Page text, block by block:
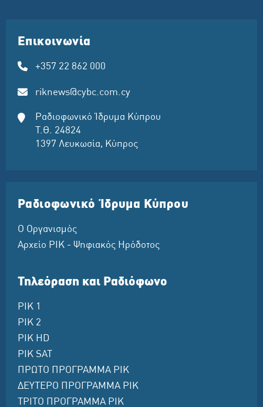
Επικοινωνία
+357 22 862 000
riknews@cybc.com.cy
Ραδιοφωνικό Ίδρυμα Κύπρου
Τ.Θ. 24824
1397 Λευκωσία, Κύπρος
Ραδιοφωνικό Ίδρυμα Κύπρου
Ο Οργανισμός
Αρχείο ΡΙΚ - Ψηφιακός Ηρόδοτος
Τηλεόραση και Ραδιόφωνο
ΡΙΚ 1
ΡΙΚ 2
ΡΙΚ HD
ΡΙΚ SAT
ΠΡΩΤΟ ΠΡΟΓΡΑΜΜΑ ΡΙΚ
ΔΕΥΤΕΡΟ ΠΡΟΓΡΑΜΜΑ ΡΙΚ
ΤΡΙΤΟ ΠΡΟΓΡΑΜΜΑ ΡΙΚ